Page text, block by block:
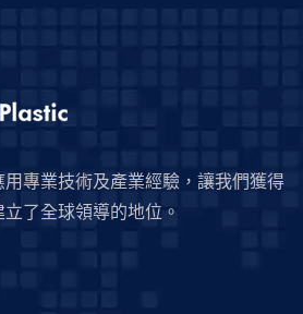
用專業技術及產業經驗，讓我們獲得
了全球領導的地位。